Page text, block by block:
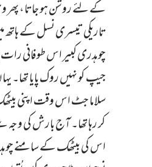
کے لئے روشن ہو جاتا، پھر
تاریکی تیسری نسل کے ہاتھ
چوہدری کبیر اس طوفانی رات
جیپ کو نہیں روک پایا
سلاما جٹ اس وقت اپنی بیٹھک
کر رہا تھا۔ آج بارش کی وجہ
اس کی بیٹھک کے سامنے